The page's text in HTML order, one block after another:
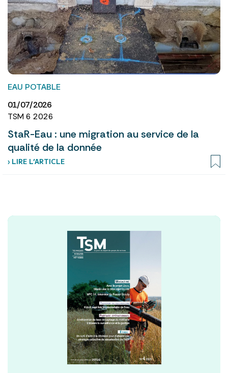
EAU POTABLE
01/07/2026
TSM 6 2026
StaR-Eau : une migration au service de la
qualité de la donnée
› LIRE L’ARTICLE